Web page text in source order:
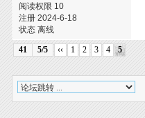
阅读权限 10
注册 2024-6-18
状态 离线
41 5/5 ‹‹ 1 2 3 4 5